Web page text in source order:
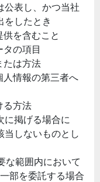
公表し、かつ当社
をしたとき
を含むこと
の項目
は方法
情報の第三者へ
方法
に掲げる場合に
当しないものとし
範囲内において
部を委託する場合